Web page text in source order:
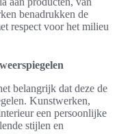
benadrukken de
respect voor het milieu
belangrijk dat deze de
Kunstwerken,
een persoonlijke
stijlen en